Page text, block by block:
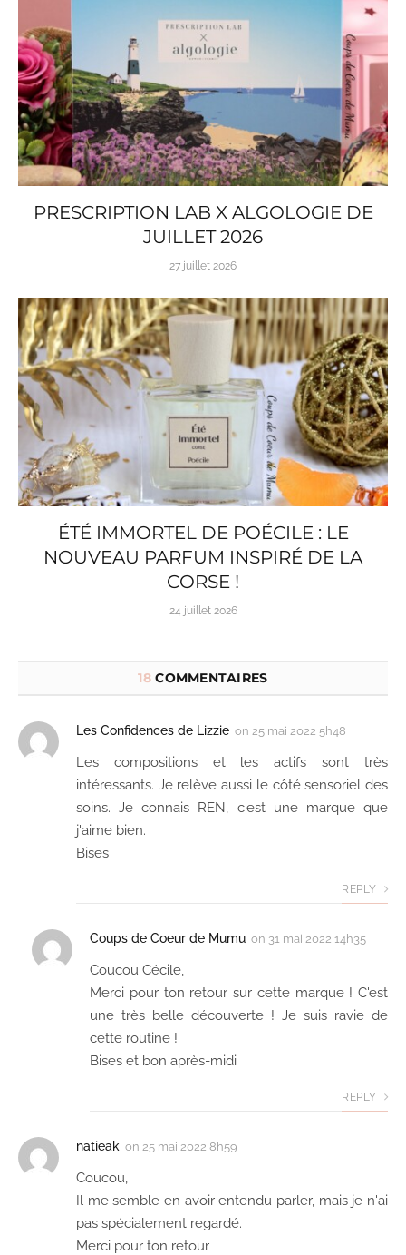
PRESCRIPTION LAB X ALGOLOGIE DE
JUILLET 2026
27 juillet 2026
ÉTÉ IMMORTEL DE POÉCILE : LE
NOUVEAU PARFUM INSPIRÉ DE LA
CORSE !
24 juillet 2026
18COMMENTAIRES
Les Confidences de Lizzie on 25 mai 2022 5h48
Les compositions et les actifs sont très
intéressants. Je relève aussi le côté sensoriel des
soins. Je connais REN, c'est une marque que
j'aime bien.
Bises
REPLY
Coups de Coeur de Mumu on 31 mai 2022 14h35
Coucou Cécile,
Merci pour ton retour sur cette marque ! C'est
une très belle découverte ! Je suis ravie de
cette routine !
Bises et bon après-midi
REPLY
natieak on 25 mai 2022 8h59
Coucou,
Il me semble en avoir entendu parler, mais je n'ai
pas spécialement regardé.
Merci pour ton retour